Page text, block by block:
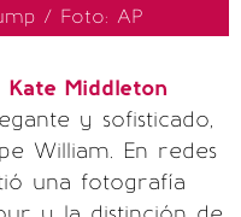
/ Foto: AP
Kate Middleton
y sofisticado,
William. En redes
una fotografía